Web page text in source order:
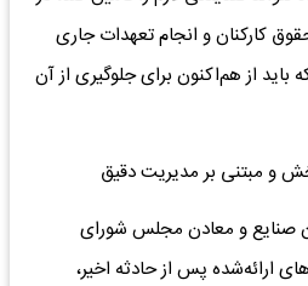
کارکنان و انجام تعهدات جاری
از هم‌اکنون برای جلوگیری از آن
و مبتنی بر مدیریت دقیق
صنایع و معادن مجلس شورای
ارائه‌شده پس از حادثه اخیر،